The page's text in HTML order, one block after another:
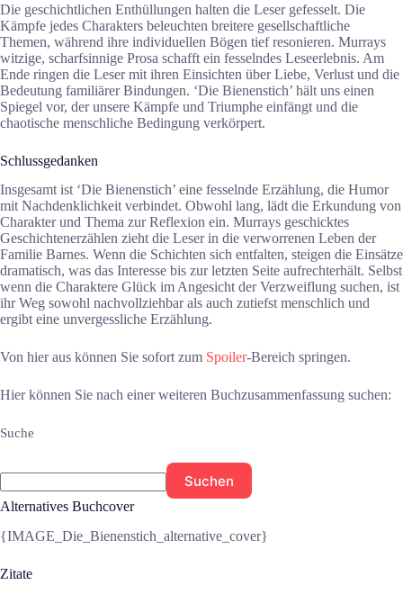
Die geschichtlichen Enthüllungen halten die Leser gefesselt. Die
Kämpfe jedes Charakters beleuchten breitere gesellschaftliche
Themen, während ihre individuellen Bögen tief resonieren. Murrays
witzige, scharfsinnige Prosa schafft ein fesselndes Leseerlebnis. Am
Ende ringen die Leser mit ihren Einsichten über Liebe, Verlust und die
Bedeutung familiärer Bindungen. ‘Die Bienenstich’ hält uns einen
Spiegel vor, der unsere Kämpfe und Triumphe einfängt und die
chaotische menschliche Bedingung verkörpert.
Schlussgedanken
Insgesamt ist ‘Die Bienenstich’ eine fesselnde Erzählung, die Humor
mit Nachdenklichkeit verbindet. Obwohl lang, lädt die Erkundung von
Charakter und Thema zur Reflexion ein. Murrays geschicktes
Geschichtenerzählen zieht die Leser in die verworrenen Leben der
Familie Barnes. Wenn die Schichten sich entfalten, steigen die Einsätze
dramatisch, was das Interesse bis zur letzten Seite aufrechterhält. Selbst
wenn die Charaktere Glück im Angesicht der Verzweiflung suchen, ist
ihr Weg sowohl nachvollziehbar als auch zutiefst menschlich und
ergibt eine unvergessliche Erzählung.
Von hier aus können Sie sofort zum Spoiler-Bereich springen.
Hier können Sie nach einer weiteren Buchzusammenfassung suchen:
Suche
Suchen
Alternatives Buchcover
{IMAGE_Die_Bienenstich_alternative_cover}
Zitate